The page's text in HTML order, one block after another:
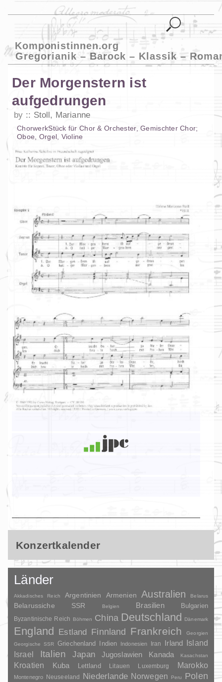
Komponistinnen.org
Gregorianik – Barock – Klassik –
Der Morgenstern ist
aufgedrungen
by Stoll, Marianne
ChorwerkStück fürChor & Orchester,Gemischter Chor;
Oboe
Orgel Violine
Konzertkalender
Länder
Akkadisches Reich Argentinien Armenien Australien Belarus
Belarussiche SSR Belgien Brasilien Bulgarien
Byzantinische Reich Böhmen China Deutschland Dänemark
England Estland Finnland Frankreich
Georgien
Georgische SSR
Griechenland Indien Indonesien Iran Irland
Island
Israel
Italien Japan Jugoslawien Kanada Kasachstan
Kroatien Kuba Lettland Litauen Luxemburg Marokko
Montenegro Neuseeland Niederlande Norwegen Peru
Polen